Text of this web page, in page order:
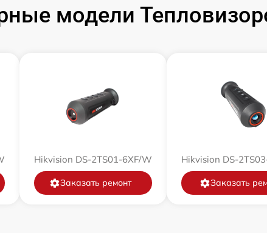
от 60 мин
модели
Hikvision DS-2TS01-6XF/W
Заказать ремонт
Hikvision DS-
Заказать